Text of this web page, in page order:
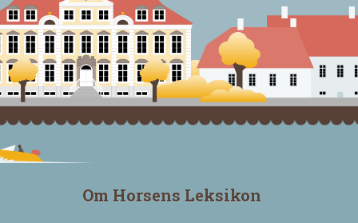
Om Horsens Leksikon